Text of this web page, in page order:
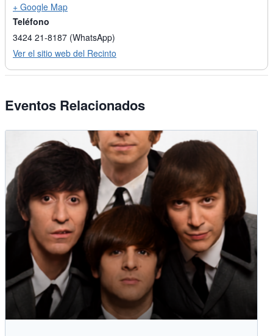
+ Google Map
Teléfono
3424 21-8187 (WhatsApp)
Ver el sitio web del Recinto
Eventos Relacionados